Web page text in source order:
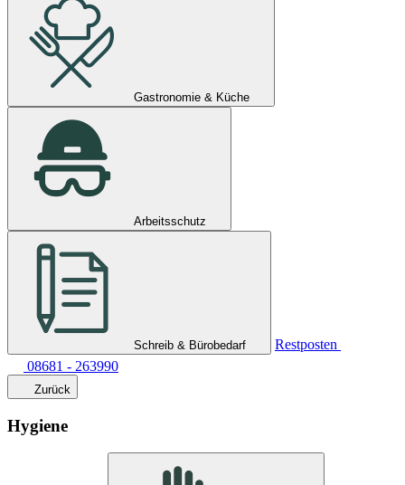
Gastronomie & Küche
Arbeitsschutz
Schreib & Bürobedarf
Restposten
08681 - 263990
Zurück
Hygiene